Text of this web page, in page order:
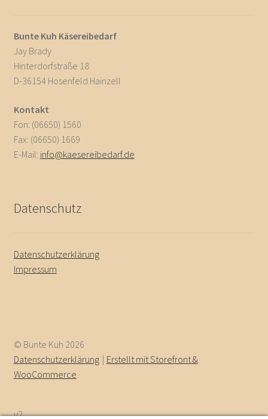
Bunte Kuh Käsereibedarf
Jay Brady
Hinterdorfstraße 18
D-36154 Hosenfeld Hainzell
Kontakt
Fon: (06650) 1560
Fax: (06650) 1669
E-Mail: info@kaesereibedarf.de
Datenschutz
Datenschutzerklärung
Impressum
© Bunte Kuh 2026
Datenschutzerklärung
Erstellt mit Storefront &
WooCommerce
v2